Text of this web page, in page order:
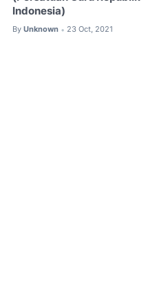
Indonesia)
By Unknown • 23 Oct, 2021